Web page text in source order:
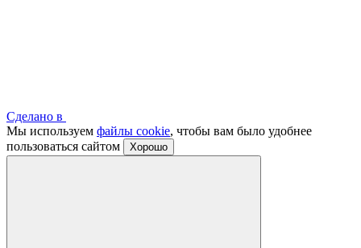
Сделано в
Мы используем файлы cookie, чтобы вам было удобнее
пользоваться сайтом
Хорошо